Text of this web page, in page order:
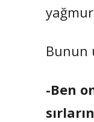
yağmur
Bunun
-Ben